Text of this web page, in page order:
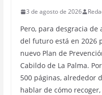
3 de agosto de 2026
Pero, para desgracia
del futuro está en 2026
nuevo Plan de
Cabildo de La Palma.
500 páginas, alrededor
hablar de cómo